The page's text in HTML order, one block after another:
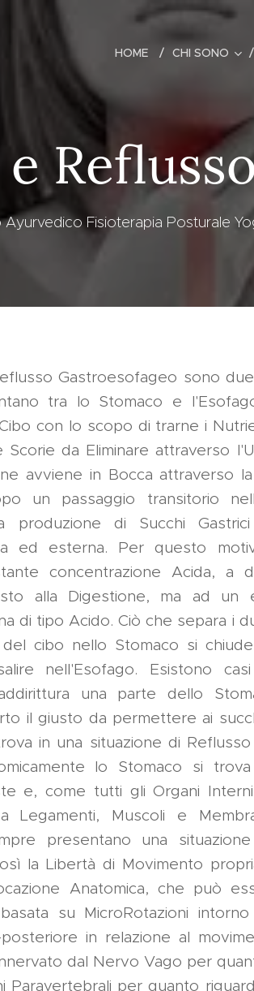
HOME CHI SONO
Fisioterapia Posturale
Gastroesofageo sono
tra lo Stomaco e
con lo scopo di trarne i
Scorie da Eliminare attraverso
avviene in Bocca attraverso
un passaggio transitorio
produzione di Succhi
ed esterna. Per questo
concentrazione Acida, a
alla Digestione, ma ad un
di tipo Acido. Ciò che separa i
cibo nello Stomaco si
nell'Esofago. Esistono
una parte dello
il giusto da permettere ai
in una situazione di
lo Stomaco si
e, come tutti gli Organi
Legamenti, Muscoli e
presentano una
la Libertà di Movimento
Anatomica, che può
su MicroRotazioni
in relazione al
dal Nervo Vago per
Paravertebrali per quanto